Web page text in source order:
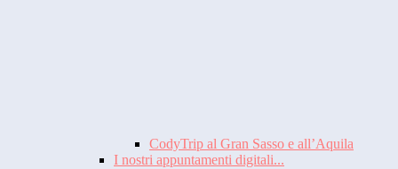
CodyTrip al Gran Sasso e all’Aquila
I nostri appuntamenti digitali...